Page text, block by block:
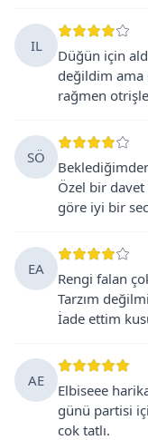
IL
Düğün için
değildim ama
rağmen
SÖ
Özel bir
göre iyi bir
EA
Rengi falan
Tarzım
İade ettim
AE
Elbiseee
günü partisi
cok tatlı.